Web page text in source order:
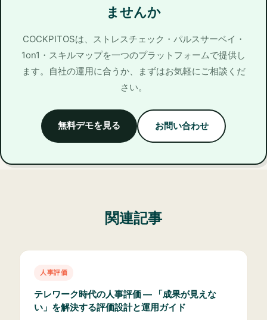
ませんか
COCKPITOSは、ストレスチェック・パルスサーベイ・
1on1・スキルマップを一つのプラットフォームで提供し
ます。自社の運用に合うか、まずはお気軽にご相談くだ
さい。
無料デモを見る お問い合わせ
関連記事
人事評価
テレワーク時代の人事評価 — 「成果が見えな
い」を解決する評価設計と運用ガイド